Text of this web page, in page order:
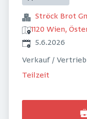
Ströck Brot
1120 Wien,
Veröffentlicht
5.6.2026
Verkauf /
Teilzeit